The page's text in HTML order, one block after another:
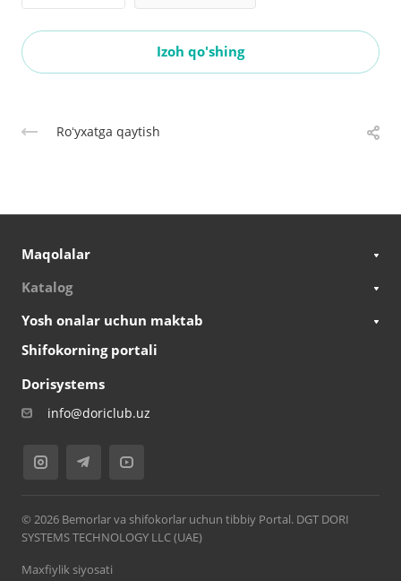
Izoh qo'shing
Roʻyxatga qaytish
Maqolalar
Katalog
Yosh onalar uchun maktab
Shifokorning portali
Dorisystems
info@doriclub.uz
© 2026 Bemorlar va shifokorlar uchun tibbiy Portal. DGT DORI
SYSTEMS TECHNOLOGY LLC (UAE)
Maxfiylik siyosati